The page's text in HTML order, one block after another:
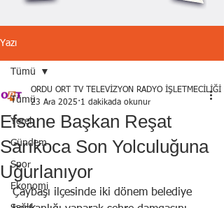
Yazı
Tümü
Yerel
Gündem
Spor
Ekonomi
Tümü
Efsane Başkan Reşat
Sarıkoca Son Yolculuğuna
Uğurlanıyor
ORDU ORT TV TELEVİZYON RADYO İŞLETMECİLİĞİ
23 Ara 2025 1 dakikada okunur
Çaybaşı ilçesinde iki dönem belediye